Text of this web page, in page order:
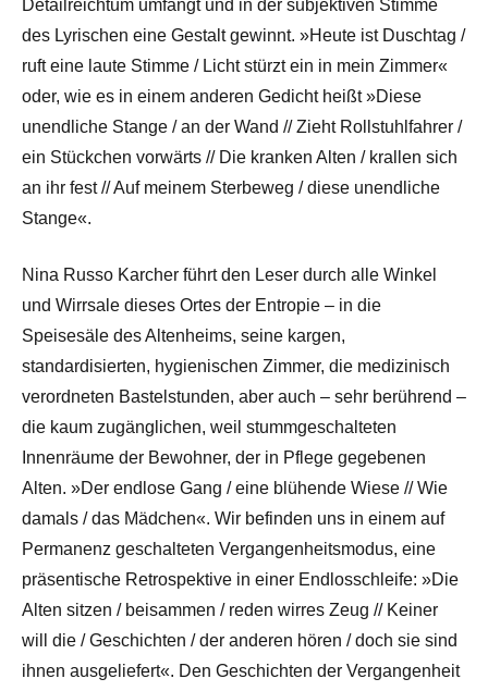
Detailreichtum umfängt und in der subjektiven Stimme
des Lyrischen eine Gestalt gewinnt. »Heute ist Duschtag /
ruft eine laute Stimme / Licht stürzt ein in mein Zimmer«
oder, wie es in einem anderen Gedicht heißt »Diese
unendliche Stange / an der Wand // Zieht Rollstuhlfahrer /
ein Stückchen vorwärts // Die kranken Alten / krallen sich
an ihr fest // Auf meinem Sterbeweg / diese unendliche
Stange«.
Nina Russo Karcher führt den Leser durch alle Winkel
und Wirrsale dieses Ortes der Entropie – in die
Speisesäle des Altenheims, seine kargen,
standardisierten, hygienischen Zimmer, die medizinisch
verordneten Bastelstunden, aber auch – sehr berührend –
die kaum zugänglichen, weil stummgeschalteten
Innenräume der Bewohner, der in Pflege gegebenen
Alten. »Der endlose Gang / eine blühende Wiese // Wie
damals / das Mädchen«. Wir befinden uns in einem auf
Permanenz geschalteten Vergangenheitsmodus, eine
präsentische Retrospektive in einer Endlosschleife: »Die
Alten sitzen / beisammen / reden wirres Zeug // Keiner
will die / Geschichten / der anderen hören / doch sie sind
ihnen ausgeliefert«. Den Geschichten der Vergangenheit